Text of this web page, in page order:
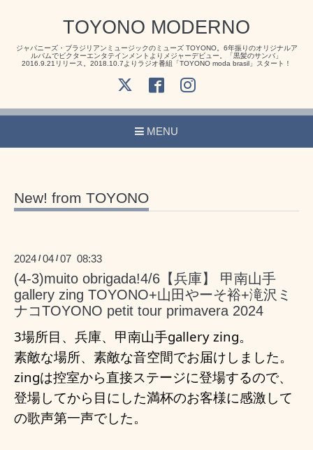
TOYONO MODERNO
ジャパニーズ・ブラジリアンミュージックのミューズ TOYONO。6年振りのオリジナルア
ルバムでビクターエンタテインメントよりメジャーデビュー。「黒髪のサンバ」
2016.9.21リリース。2018.10.7よりラジオ番組「TOYONO moda brasil」スタート！
MENU
New! from TOYONO
2024 /04 /07 08:33
(4-3)muito obrigada!4/6【兵庫】 甲南山手
gallery zing TOYONO+山田やーそ裕+滝沢ミ
ナコTOYONO petit tour primavera 2024
3場所目、兵庫、甲南山手gallery zing。
素敵な場所、素敵な音空間でお届けしました。
zingは控室から直接ステージに登場するので、
登場してから目にした満杯のお客様に感激して
の歌声第一声でした。